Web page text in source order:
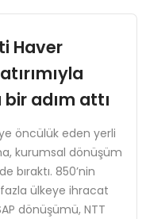
Haver
adım attı
öncülük eden yerli
kurumsal dönüşüm
bıraktı. 850’nin
ülkeye ihracat
dönüşümü, NTT